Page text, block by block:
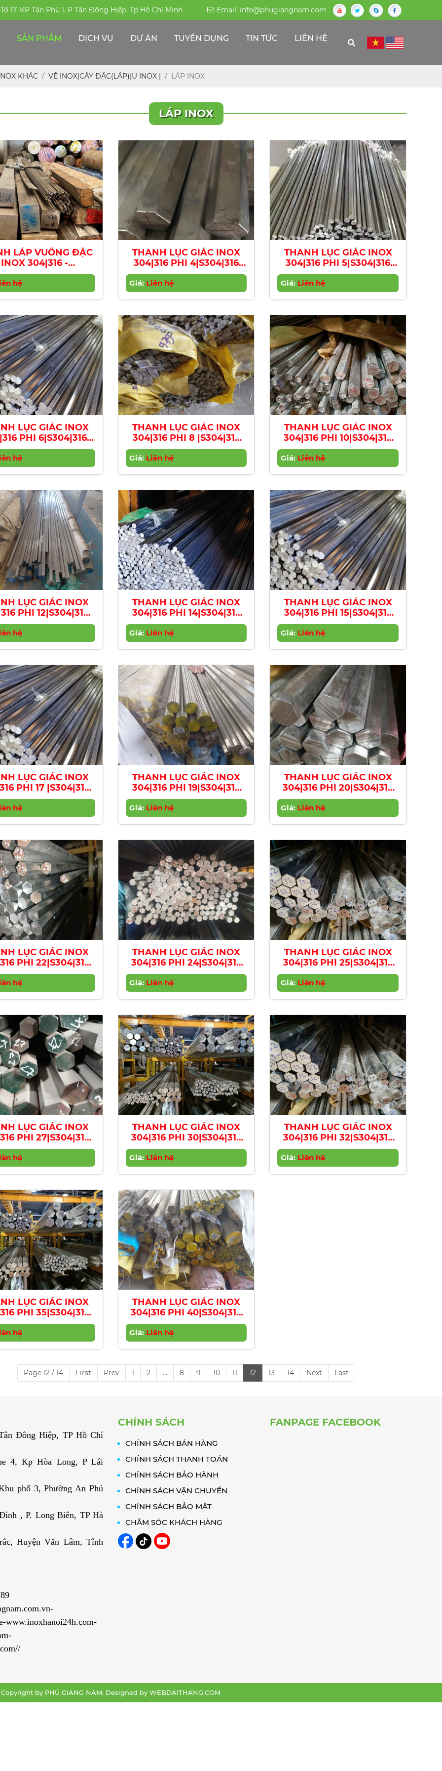
17, KP Tân Phú 1, P Tân Đông Hiệp, Tp Hồ Chí Minh Email: info@phugiangnam.com
SẢN PHẨM DỊCH VỤ DỰ ÁN TUYỂN DỤNG TIN TỨC LIÊN HỆ
KHÁC VÊ INOX|CÂY ĐẶC(LÁP)|U INOX | LÁP INOX
LÁP INOX
LÁP VUÔNG ĐẶC
INOX 304|316 -
Steel
Bar 200 x 200 -
304|316
hệ
THANH LỤC GIÁC INOX
304|316 PHI 4|S304|316
Stainless Steel Hexagon
Bar | Diameter 4mm
Giá: Liên hệ
THANH LỤC GIÁC INOX
304|316 PHI 5|S304|316
Stainless Steel Hexagon
Bar | Diameter 5mm
Giá: Liên hệ
LỤC GIÁC INOX
PHI 6|S304|316
Steel Hexagon
| Diameter 6mm
hệ
THANH LỤC GIÁC INOX
304|316 PHI 8 |S304|316
Stainless Steel Hexagon
Bar | Diameter 8 mm
Giá: Liên hệ
THANH LỤC GIÁC INOX
304|316 PHI 10|S304|316
Stainless Steel Hexagon
Bar | Diameter 10mm
Giá: Liên hệ
LỤC GIÁC INOX
PHI 12|S304|316
Steel Hexagon
| Diameter 12mm
hệ
THANH LỤC GIÁC INOX
304|316 PHI 14|S304|316
Stainless Steel Hexagon
Bar | Diameter 14mm
Giá: Liên hệ
THANH LỤC GIÁC INOX
304|316 PHI 15|S304|316
Stainless Steel Hexagon
Bar | Diameter 15mm
Giá: Liên hệ
LỤC GIÁC INOX
PHI 17 |S304|316
Steel Hexagon
| Diameter 17mm
hệ
THANH LỤC GIÁC INOX
304|316 PHI 19|S304|316
Stainless Steel Hexagon
Bar | Diameter 19mm
Giá: Liên hệ
THANH LỤC GIÁC INOX
304|316 PHI 20|S304|316
Stainless Steel Hexagon
Bar | Diameter 20mm
Giá: Liên hệ
LỤC GIÁC INOX
PHI 22|S304|316
Steel Hexagon
| Diameter 22mm
hệ
THANH LỤC GIÁC INOX
304|316 PHI 24|S304|316
Stainless Steel Hexagon
Bar | Diameter 24mm
Giá: Liên hệ
THANH LỤC GIÁC INOX
304|316 PHI 25|S304|316
Stainless Steel Hexagon
Bar | Diameter 25mm
Giá: Liên hệ
LỤC GIÁC INOX
PHI 27|S304|316
Steel Hexagon
| Diameter 27mm
hệ
THANH LỤC GIÁC INOX
304|316 PHI 30|S304|316
Stainless Steel Hexagon
Bar | Diameter 30mm
Giá: Liên hệ
THANH LỤC GIÁC INOX
304|316 PHI 32|S304|316
Stainless Steel Hexagon
Bar | Diameter 32mm
Giá: Liên hệ
LỤC GIÁC INOX
PHI 35|S304|316
Steel Hexagon
| Diameter 35mm
hệ
THANH LỤC GIÁC INOX
304|316 PHI 40|S304|316
Stainless Steel Hexagon
Bar | Diameter 40mm
Giá: Liên hệ
Page 12 / 14 First Prev 1 2 ... 8 9 10 11 12 13 14 Next Last
Đông Hiệp, TP Hồ Chí
4, Kp Hòa Long, P Lái
phố 3, Phường An Phú
, P. Long Biên, TP Hà
Huyện Văn Lâm, Tỉnh
www.inoxhanoi24h.com-
CHÍNH SÁCH
CHÍNH SÁCH BÁN HÀNG
CHÍNH SÁCH THANH TOÁN
CHÍNH SÁCH BẢO HÀNH
CHÍNH SÁCH VẬN CHUYỂN
CHÍNH SÁCH BẢO MẬT
CHĂM SÓC KHÁCH HÀNG
FANPAGE FACEBOOK
Copyright by PHÚ GIANG NAM. Designed by WEBDAITHANG.COM